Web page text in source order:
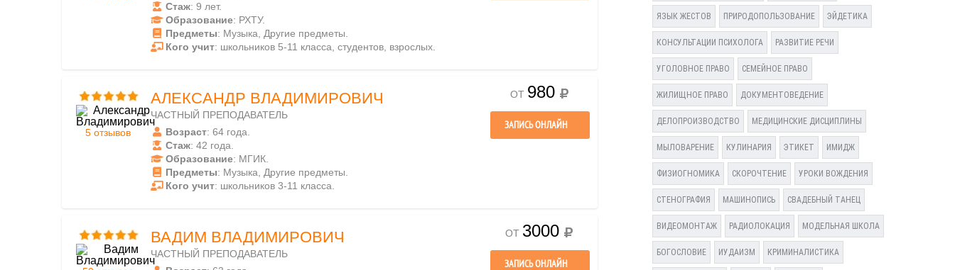
Стаж: 9 лет.
Образование: РХТУ.
Предметы: Музыка, Другие предметы.
Кого учит: школьников 5-11 класса, студентов, взрослых.
5 отзывов
АЛЕКСАНДР ВЛАДИМИРОВИЧ
ЧАСТНЫЙ ПРЕПОДАВАТЕЛЬ
Возраст: 64 года.
Стаж: 42 года.
Образование: МГИК.
Предметы: Музыка, Другие предметы.
Кого учит: школьников 3-11 класса.
ОТ 980
ЗАПИСЬ ОНЛАЙН
ВАДИМ ВЛАДИМИРОВИЧ
ЧАСТНЫЙ ПРЕПОДАВАТЕЛЬ
ОТ 3000
ЗАПИСЬ ОНЛАЙН
ЯЗЫК ЖЕСТОВ ПРИРОДОПОЛЬЗОВАНИЕ ЭЙДЕТИКА
КОНСУЛЬТАЦИИ ПСИХОЛОГА РАЗВИТИЕ РЕЧИ
УГОЛОВНОЕ ПРАВО СЕМЕЙНОЕ ПРАВО
ЖИЛИЩНОЕ ПРАВО ДОКУМЕНТОВЕДЕНИЕ
ДЕЛОПРОИЗВОДСТВО МЕДИЦИНСКИЕ ДИСЦИПЛИНЫ
МЫЛОВАРЕНИЕ КУЛИНАРИЯ ЭТИКЕТ ИМИДЖ
ФИЗИОГНОМИКА СКОРОЧТЕНИЕ УРОКИ ВОЖДЕНИЯ
СТЕНОГРАФИЯ МАШИНОПИСЬ СВАДЕБНЫЙ ТАНЕЦ
ВИДЕОМОНТАЖ РАДИОЛОКАЦИЯ МОДЕЛЬНАЯ ШКОЛА
БОГОСЛОВИЕ ИУДАИЗМ КРИМИНАЛИСТИКА